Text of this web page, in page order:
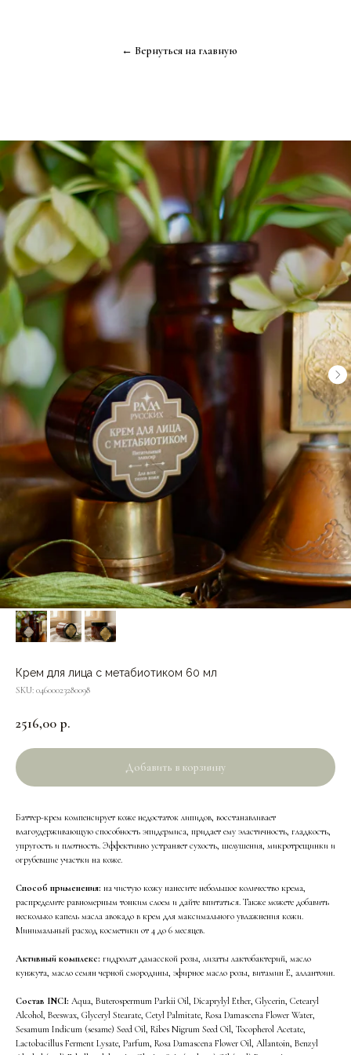
← Вернуться на главную
Крем для лица с метабиотиком 60 мл
SKU: 04600023280098
2516,00 р.
Добавить в корзиину
Баттер-крем компенсирует коже недостаток липидов, восстанавливает
влагоудерживающую способность эпидермиса, придает ему эластичность, гладкость,
упругость и плотность. Эффективно устраняет сухость, шелушения, микротрещинки и
огрубевшие участки на коже.
Способ применения: на чистую кожу нанесите небольшое количество крема,
распределите равномерным тонким слоем и дайте впитаться. Также можете добавить
несколько капель масла авокадо в крем для максимального увлажнения кожи.
Минимальный расход косметики от 4 до 6 месяцев.
Активный комплекс: гидролат дамасской розы, лизаты лактобактерий, масло
кунжута, масло семян черной смородины, эфирное масло розы, витамин Е, аллантоин.
Состав INCI: Aqua, Buterospermum Parkii Oil, Dicaprylyl Ether, Glycerin, Cetearyl
Alcohol, Beeswax, Glyceryl Stearate, Cetyl Palmitate, Rosa Damascena Flower Water,
Sesamum Indicum (sesame) Seed Oil, Ribes Nigrum Seed Oil, Tocopherol Acetate,
Lactobacillus Ferment Lysate, Parfum, Rosa Damascena Flower Oil, Allantoin, Benzyl